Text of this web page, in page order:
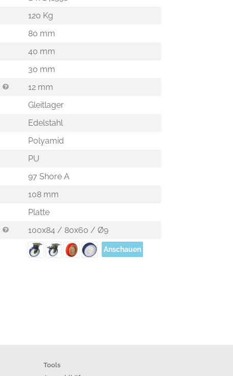
120 Kg
80 mm
40 mm
30 mm
12 mm
Gleitlager
Edelstahl
Polyamid
PU
97 Shore A
108 mm
Platte
100x84 / 80x60 / Ø9
Anschauen
Tools